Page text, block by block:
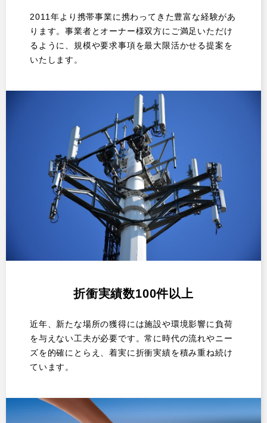
2011年より携帯事業に携わってきた豊富な経験があ
ります。事業者とオーナー様双方にご満足いただけ
るように、規模や要求事項を最大限活かせる提案を
いたします。
折衝実績数100件以上
近年、新たな場所の獲得には施設や環境影響に負荷
を与えない工夫が必要です。常に時代の流れやニー
ズを的確にとらえ、着実に折衝実績を積み重ね続け
ています。